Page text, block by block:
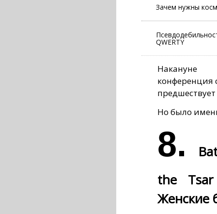
Зачем нужны
QWERTY
Накануне
конференция
Но было
8.
the
Женские